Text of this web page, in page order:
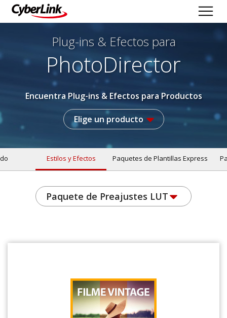
Plug-ins & Efectos para
PhotoDirector
Encuentra Plug-ins & Efectos para Productos
Elige un producto
Estilos y Efectos Paquetes de Plantillas Express
Paquete de Preajustes LUT